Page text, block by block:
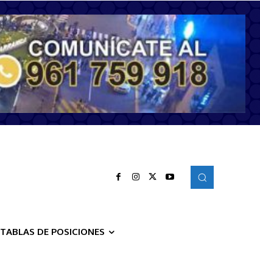
TABLAS DE POSICIONES